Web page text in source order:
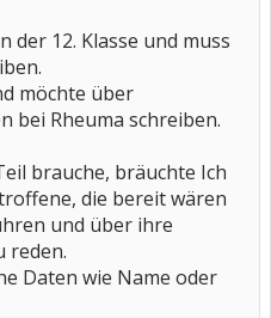
der 12. Klasse und muss
möchte über
bei Rheuma schreiben.
brauche, bräuchte Ich
die bereit wären
und über ihre
reden.
Daten wie Name oder